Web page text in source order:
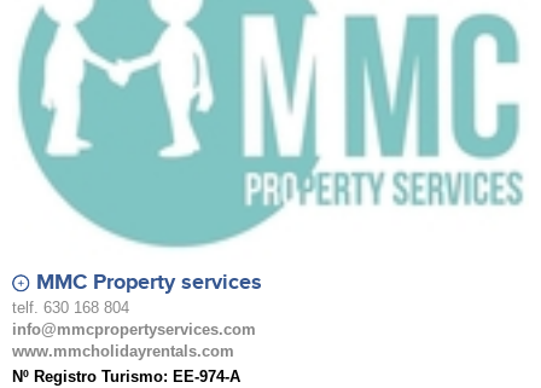
MMC Property services
telf. 630 168 804
info@mmcpropertyservices.com
www.mmcholidayrentals.com
Nº Registro Turismo: EE-974-A